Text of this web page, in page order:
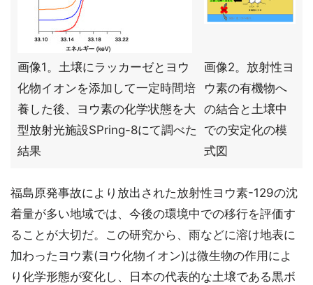
画像1。土壌にラッカーゼとヨウ
化物イオンを添加して一定時間培
養した後、ヨウ素の化学状態を大
型放射光施設SPring-8にて調べた
結果
画像2。放射性ヨ
ウ素の有機物へ
の結合と土壌中
での安定化の模
式図
福島原発事故により放出された放射性ヨウ素-129の沈
着量が多い地域では、今後の環境中での移行を評価す
ることが大切だ。この研究から、雨などに溶け地表に
加わったヨウ素(ヨウ化物イオン)は微生物の作用によ
り化学形態が変化し、日本の代表的な土壌である黒ボ